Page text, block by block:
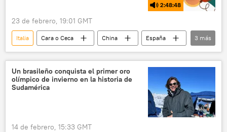
2:48:48
23 de febrero, 19:01 GMT
Italia Cara o Ceca China
España
Javier Milei
Donald Trump
Argentina
3 más
Un brasileño conquista el primer oro
olímpico de invierno en la historia de
Sudamérica
14 de febrero, 15:33 GMT